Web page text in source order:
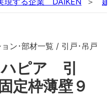
ン･部材一覧 / 引戸･吊戸
ピア 引
枠薄壁９